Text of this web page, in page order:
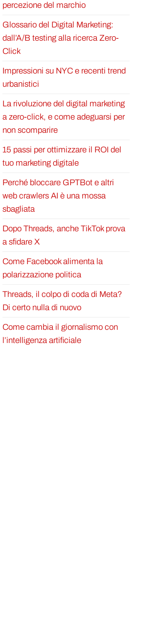
percezione del marchio
Glossario del Digital Marketing:
dall’A/B testing alla ricerca Zero-
Click
Impressioni su NYC e recenti trend
urbanistici
La rivoluzione del digital marketing
a zero-click, e come adeguarsi per
non scomparire
15 passi per ottimizzare il ROI del
tuo marketing digitale
Perché bloccare GPTBot e altri
web crawlers AI è una mossa
sbagliata
Dopo Threads, anche TikTok prova
a sfidare X
Come Facebook alimenta la
polarizzazione politica
Threads, il colpo di coda di Meta?
Di certo nulla di nuovo
Come cambia il giornalismo con
l’intelligenza artificiale